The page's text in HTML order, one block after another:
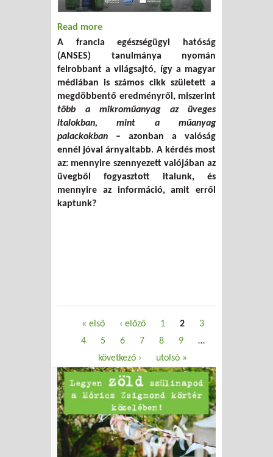
Read more
üvegpalack esete a mikroműanyagokkal
A francia egészségügyi hatóság
(ANSES) tanulmánya nyomán
felrobbant a világsajtó, így a magyar
médiában is számos cikk született a
megdöbbentő eredményről, miszerint
több a mikroműanyag az üveges
italokban, mint a műanyag
palackokban – azonban a valóság
ennél jóval árnyaltabb. A kérdés most
az: mennyire szennyezett valójában az
üvegből fogyasztott italunk, és
mennyire az információ, amit erről
kaptunk?
Oldalak« első ‹ előző 1 2
3
4
5 6 7 8 9
…
következő ›
utolsó »